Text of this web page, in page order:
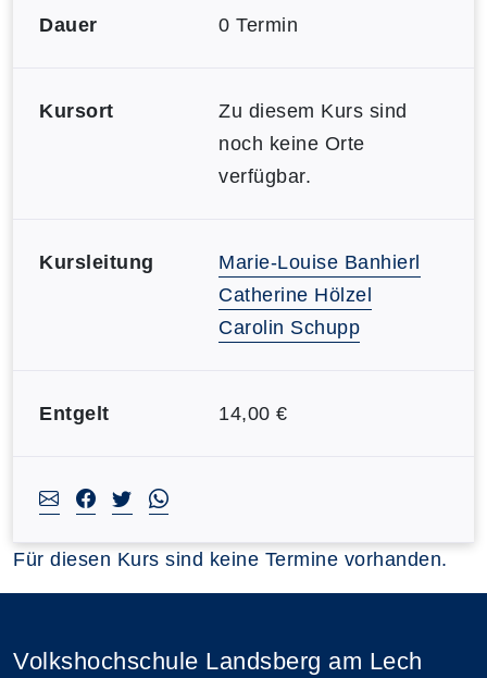
Dauer 0 Termin
Kursort
Zu diesem Kurs sind
noch keine Orte
verfügbar.
Kursleitung
Marie-Louise Banhierl
Catherine Hölzel
Carolin Schupp
Entgelt 14,00 €
Für diesen Kurs sind keine Termine vorhanden.
Volkshochschule Landsberg am Lech